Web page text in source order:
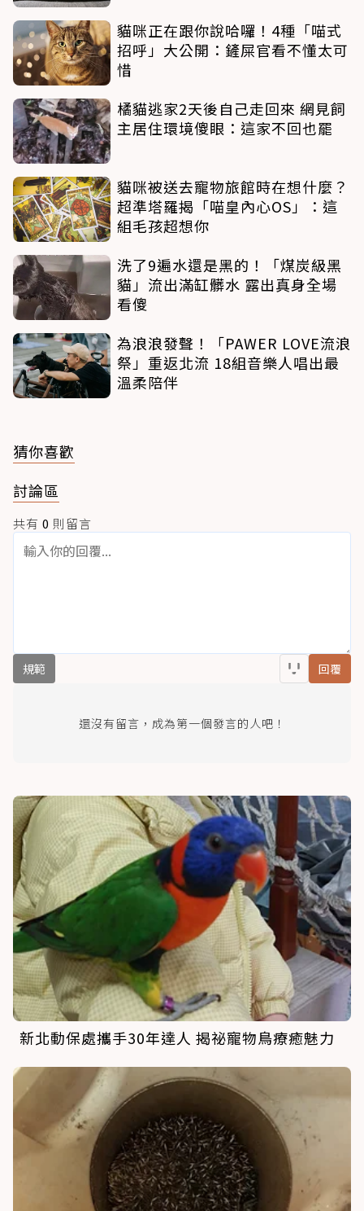
貓咪正在跟你說哈囉！4種「喵式
招呼」大公開：鏟屎官看不懂太可
惜
橘貓逃家2天後自己走回來 網見飼
主居住環境傻眼：這家不回也罷
貓咪被送去寵物旅館時在想什麼？
超準塔羅揭「喵皇內心OS」：這
組毛孩超想你
洗了9遍水還是黑的！「煤炭級黑
貓」流出滿缸髒水 露出真身全場
看傻
為浪浪發聲！「PAWER LOVE流浪
祭」重返北流 18組音樂人唱出最
溫柔陪伴
猜你喜歡
討論區
共有 0 則留言
規範 回覆
還沒有留言，成為第一個發言的人吧！
新北動保處攜手30年達人 揭祕寵物鳥療癒魅力